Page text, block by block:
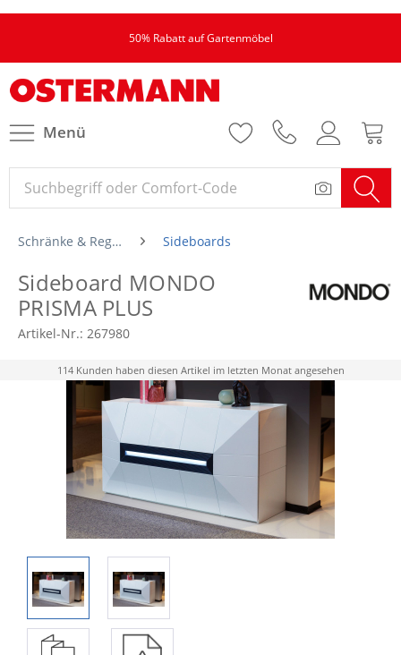
50% Rabatt auf Gartenmöbel
Menü
Schränke & Regale Sideboards
Sideboard MONDO
PRISMA PLUS
Artikel-Nr.: 267980
114 Kunden haben diesen Artikel im letzten Monat angesehen